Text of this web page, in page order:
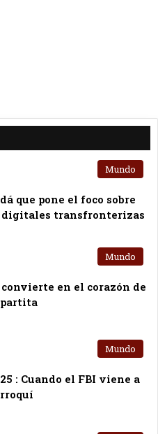
Mundo
que pone el foco sobre
digitales transfronterizas
Mundo
en el corazón de
Mundo
: Cuando el FBI viene a